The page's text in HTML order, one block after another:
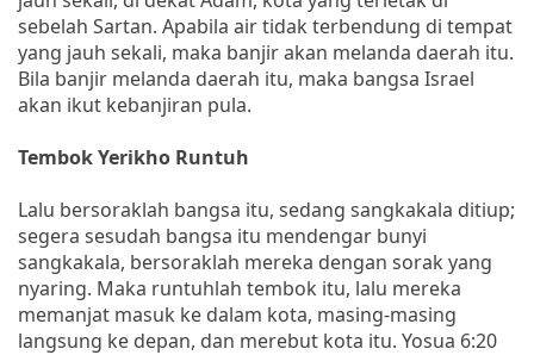
sebelah Sartan. Apabila air tidak terbendung di tempat
yang jauh sekali, maka banjir akan melanda daerah itu.
Bila banjir melanda daerah itu, maka bangsa Israel
akan ikut kebanjiran pula.
Tembok Yerikho Runtuh
Lalu bersoraklah bangsa itu, sedang sangkakala ditiup;
segera sesudah bangsa itu mendengar bunyi
sangkakala, bersoraklah mereka dengan sorak yang
nyaring. Maka runtuhlah tembok itu, lalu mereka
memanjat masuk ke dalam kota, masing-masing
langsung ke depan, dan merebut kota itu. Yosua 6:20